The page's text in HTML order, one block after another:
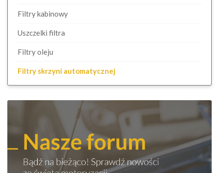
Filtry kabinowy
Uszczelki filtra
Filtry oleju
Filtry skrzyni automatycznej